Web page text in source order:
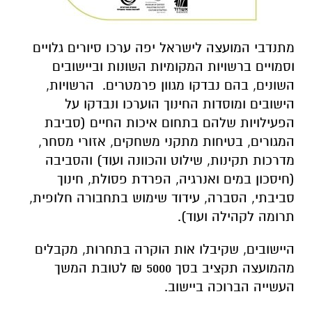
מתנדבי המועצה לישראל יפה ערכו סיורים גלויים
וסמויים ברשויות המקומיות השונות וביישובים
השונים, בהם נבדקו מגוון פרמטרים. הרשויות,
הישובים ומוסדות החינוך הוערכו ונבדקו על
הפעילויות שלהם בתחום איכות החיים (סביבת
המגורים, בטיחות מתקני משחקים, אזורי מסחר,
מדרכות תקינות, שילוט והכוונה ועוד) והסביבה
(חיסכון במים ואנרגיה, הפרדת פסולת, חינוך
סביבתי, הסברה, עידוד שימוש בתחבורה חלופית,
תרומה לקהילה ועוד).
היישובים, שקיבלו אות הוקרה בתחרות, מקבלים
מהמועצה תקציב בסך 5000 ₪ לטובת המשך
העשייה הברוכה ביישוב.